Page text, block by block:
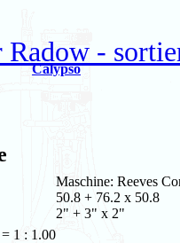
Radow -
Calypso
Maschine: Reeves
50.8 + 76.2 x 50.8
2" + 3" x 2"
1 : 1.00